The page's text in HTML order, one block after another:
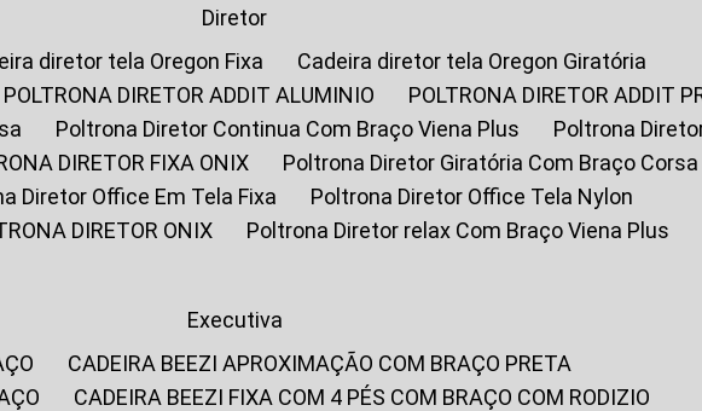
Diretor
diretor tela Oregon Fixa
Cadeira diretor tela Oregon Giratória
POLTRONA DIRETOR ADDIT ALUMINIO
POLTRONA DIRETOR ADDIT
Poltrona Diretor Continua Com Braço Viena Plus
Poltrona
DIRETOR FIXA ONIX
Poltrona Diretor Giratória Com Braço Corsa
Diretor Office Em Tela Fixa
Poltrona Diretor Office Tela Nylon
DIRETOR ONIX
Poltrona Diretor relax Com Braço Viena Plus
Executiva
CADEIRA BEEZI APROXIMAÇÃO COM BRAÇO PRETA
CADEIRA BEEZI FIXA COM 4 PÉS COM BRAÇO COM RODIZIO